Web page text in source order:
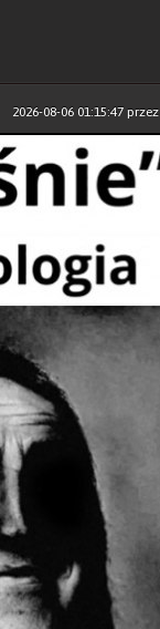
2026-08-06 01:15:47przez